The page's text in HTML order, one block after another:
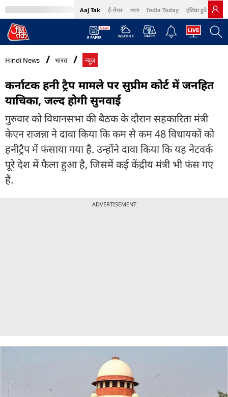
Aaj Tak ई-पेपर বাংলা India Today इंडिया टुडे हिंदी
MumbaiTak Cosmopolitan Harper's Bazaar Northeast
Hindi News भारत न्यूज़
कर्नाटक हनी ट्रैप मामले पर सुप्रीम कोर्ट में जनहित
याचिका, जल्द होगी सुनवाई
गुरुवार को विधानसभा की बैठक के दौरान सहकारिता मंत्री
केएन राजन्ना ने दावा किया कि कम से कम 48 विधायकों को
हनीट्रैप में फंसाया गया है. उन्होंने दावा किया कि यह नेटवर्क
पूरे देश में फैला हुआ है, जिसमें कई केंद्रीय मंत्री भी फंस गए
हैं.
ADVERTISEMENT